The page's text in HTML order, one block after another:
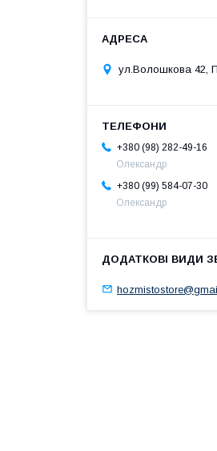
ул.Волошкова 42,
+380 (98) 282-49-16
Олександр
+380 (99) 584-07-30
Олександр